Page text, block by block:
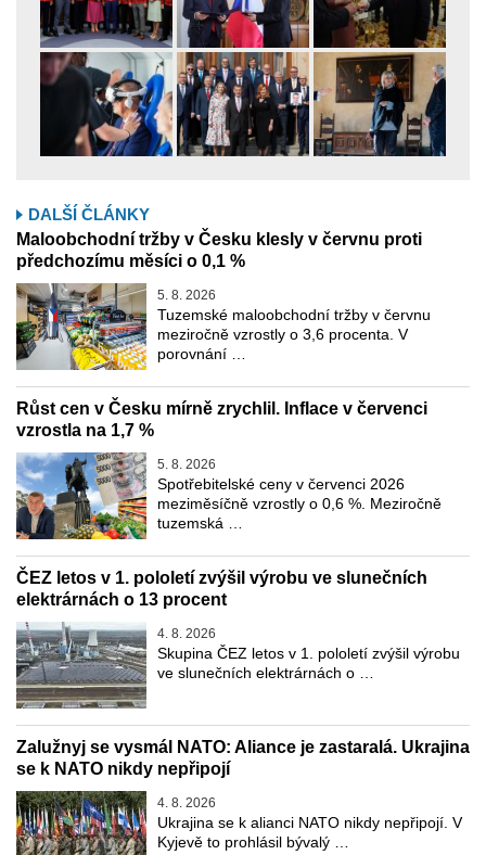
DALŠÍ ČLÁNKY
Maloobchodní tržby v Česku klesly v červnu proti
předchozímu měsíci o 0,1 %
5. 8. 2026
Tuzemské maloobchodní tržby v červnu
meziročně vzrostly o 3,6 procenta. V
porovnání …
Růst cen v Česku mírně zrychlil. Inflace v červenci
vzrostla na 1,7 %
5. 8. 2026
Spotřebitelské ceny v červenci 2026
meziměsíčně vzrostly o 0,6 %. Meziročně
tuzemská …
ČEZ letos v 1. pololetí zvýšil výrobu ve slunečních
elektrárnách o 13 procent
4. 8. 2026
Skupina ČEZ letos v 1. pololetí zvýšil výrobu
ve slunečních elektrárnách o …
Zalužnyj se vysmál NATO: Aliance je zastaralá. Ukrajina
se k NATO nikdy nepřipojí
4. 8. 2026
Ukrajina se k alianci NATO nikdy nepřipojí. V
Kyjevě to prohlásil bývalý …